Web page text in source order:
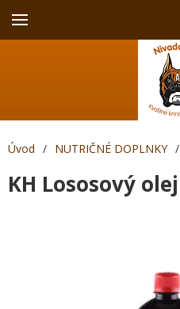
Úvod / NUTRIČNÉ DOPLNKY /
KH Lososový